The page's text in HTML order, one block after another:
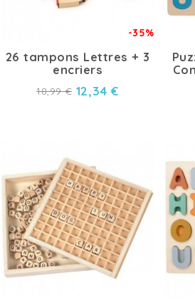
26 tampons Lettres + 3
encriers
18,99 €
-35%
12,34 €